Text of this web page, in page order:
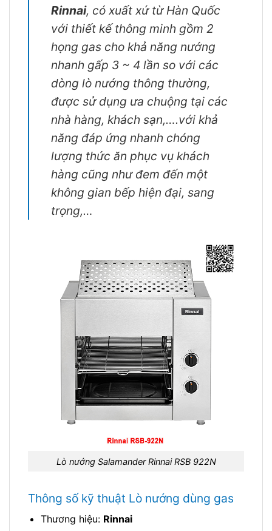
Rinnai, có xuất xứ từ Hàn Quốc
với thiết kế thông minh gồm 2
họng gas cho khả năng nướng
nhanh gấp 3 ~ 4 lần so với các
dòng lò nướng thông thường,
được sử dụng ưa chuộng tại các
nhà hàng, khách sạn,….với khả
năng đáp ứng nhanh chóng
lượng thức ăn phục vụ khách
hàng cũng như đem đến một
không gian bếp hiện đại, sang
trọng,…
Lò nướng Salamander Rinnai RSB 922N
Thông số kỹ thuật Lò nướng dùng gas
Thương hiệu: Rinnai